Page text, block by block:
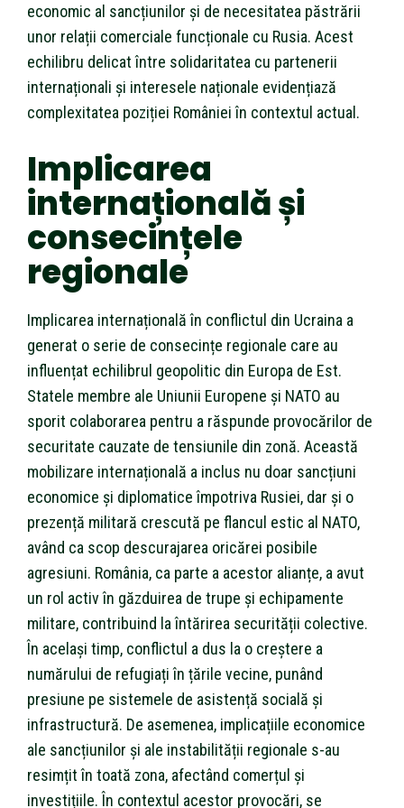
economic al sancțiunilor și de necesitatea păstrării
unor relații comerciale funcționale cu Rusia. Acest
echilibru delicat între solidaritatea cu partenerii
internaționali și interesele naționale evidențiază
complexitatea poziției României în contextul actual.
Implicarea
internațională și
consecințele
regionale
Implicarea internațională în conflictul din Ucraina a
generat o serie de consecințe regionale care au
influențat echilibrul geopolitic din Europa de Est.
Statele membre ale Uniunii Europene și NATO au
sporit colaborarea pentru a răspunde provocărilor de
securitate cauzate de tensiunile din zonă. Această
mobilizare internațională a inclus nu doar sancțiuni
economice și diplomatice împotriva Rusiei, dar și o
prezență militară crescută pe flancul estic al NATO,
având ca scop descurajarea oricărei posibile
agresiuni. România, ca parte a acestor alianțe, a avut
un rol activ în găzduirea de trupe și echipamente
militare, contribuind la întărirea securității colective.
În același timp, conflictul a dus la o creștere a
numărului de refugiați în țările vecine, punând
presiune pe sistemele de asistență socială și
infrastructură. De asemenea, implicațiile economice
ale sancțiunilor și ale instabilității regionale s-au
resimțit în toată zona, afectând comerțul și
investițiile. În contextul acestor provocări, se